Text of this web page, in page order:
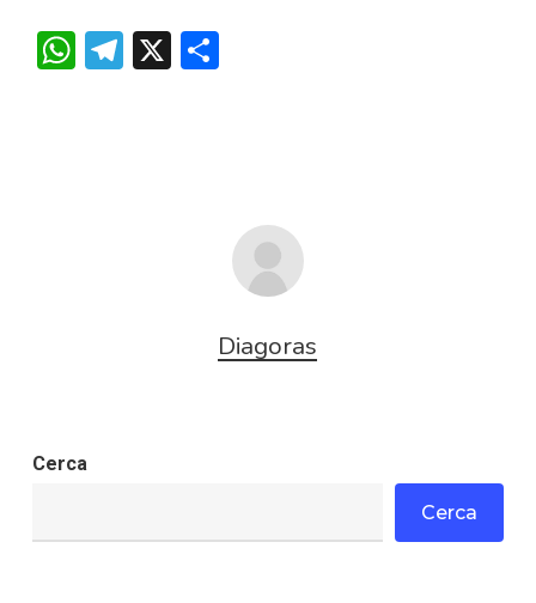
WhatsApp
Telegram
X Condividi
Diagoras
Cerca
Cerca